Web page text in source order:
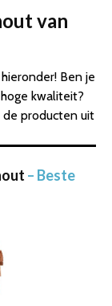
van
Ben je
kwaliteit?
de producten uit
– Beste